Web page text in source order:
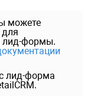
можете
для
лид-формы.
лид-форма